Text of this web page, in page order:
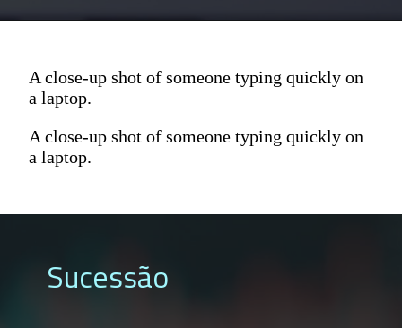
A close-up shot of someone typing quickly on
a laptop.
A close-up shot of someone typing quickly on
a laptop.
Sucessão